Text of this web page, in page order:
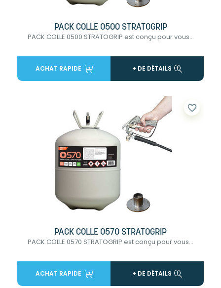
PACK COLLE 0500 STRATOGRIP
PACK COLLE 0500 STRATOGRIP est conçu pour vous...
ACHAT RAPIDE + DE DÉTAILS
favorite_border
PACK COLLE 0570 STRATOGRIP
PACK COLLE 0570 STRATOGRIP est conçu pour vous...
ACHAT RAPIDE + DE DÉTAILS